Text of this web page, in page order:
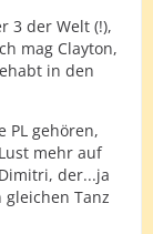
3 der Welt (!),
mag Clayton,
in den
PL gehören,
mehr auf
der...ja
Tanz